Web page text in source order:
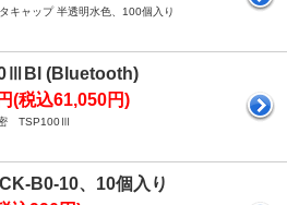
キャップ 半透明水色、100個入り
(Bluetooth)
(税込61,050円)
TSP100Ⅲ
B0-10、10個入り